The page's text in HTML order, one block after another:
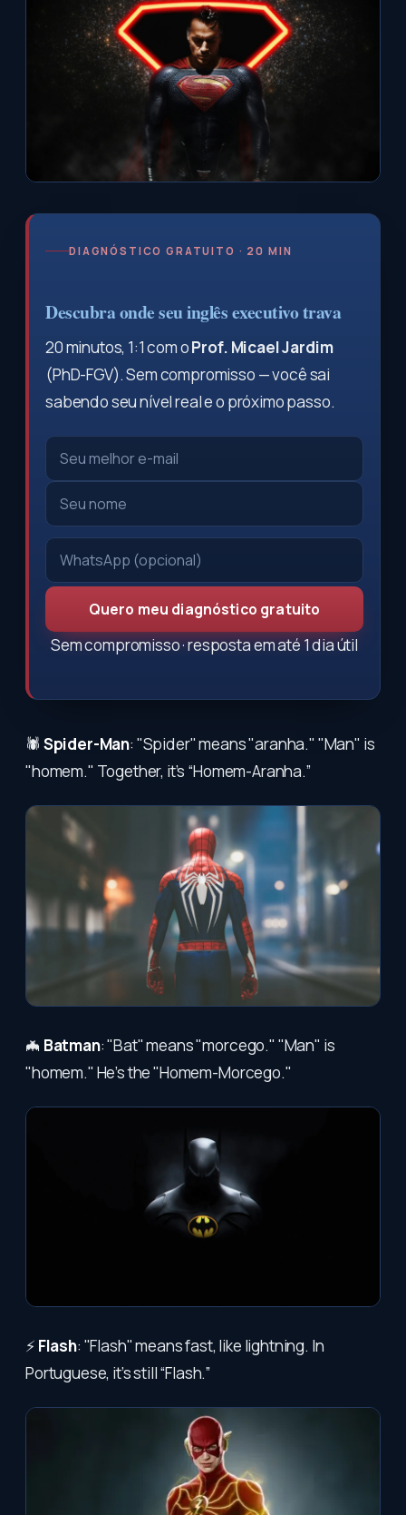
DIAGNÓSTICO GRATUITO · 20 MIN
Descubra onde seu inglês executivo trava
20 minutos, 1:1 com oProf. Micael Jardim
(PhD-FGV). Sem compromisso — você sai
sabendo seu nível real e o próximo passo.
Quero meu diagnóstico gratuito
Sem compromisso · resposta em até 1 dia útil
🕷️ Spider-Man: "Spider" means "aranha." "Man" is
"homem." Together, it’s “Homem-Aranha.”
🦇 Batman: "Bat" means "morcego." "Man" is
"homem." He’s the "Homem-Morcego."
⚡ Flash: "Flash" means fast, like lightning. In
Portuguese, it’s still “Flash.”